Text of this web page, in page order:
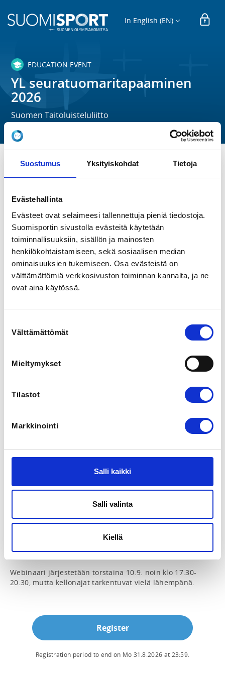
Suostumus Yksityiskohdat Tietoja
Evästehallinta
Evästeet ovat selaimeesi tallennettuja pieniä tiedostoja.
Suomisportin sivustolla evästeitä käytetään
toiminnallisuuksiin, sisällön ja mainosten
henkilökohtaistamiseen, sekä sosiaalisen median
ominaisuuksien tukemiseen. Osa evästeistä on
välttämättömiä verkkosivuston toiminnan kannalta, ja ne
ovat aina käytössä.
valinta
Välttämättömät
Mieltymykset
Tilastot
Markkinointi
Salli kaikki
Salli valinta
Kiellä
In English (EN)
EDUCATION EVENT
YL seuratuomaritapaaminen
2026
Suomen Taitoluisteluliitto
LOCATION
Teams etätapaaminen
LOCALITY
Helsinki
SPORTS
REGISTRATION PERIOD
PRICE
webinaariin 12,00 € -
Erillisen ilmoittautumislinkin kautta voit halutessassi
seuratuomareiden webinaariin. Tuomaritapaamisen
ilmoittautumislinkin löydät Arvioijien kesäviestistä ja
ADDITIONAL INFORMATION
laura.tykkylainen@skatingfinland.fi
YL seuratuomareiden oma webinaari, jossa käydään
läpi alkavan kauden tähtiarvioinnin vaatimukset ja
arviointikriteerit.
Webinaari järjestetään torstaina 10.9. noin klo 17.30-
20.30, mutta kellonajat tarkentuvat vielä lähempänä.
Register
Registration period to end on Mo 31.8.2026 at 23:59.